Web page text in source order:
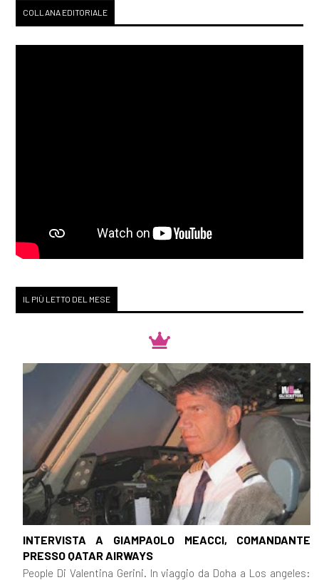
COLLANA EDITORIALE
IL PIÙ LETTO DEL MESE
INTERVISTA A GIAMPAOLO MEACCI, COMANDANTE
PRESSO QATAR AIRWAYS
People Di Valentina Gerini. In viaggio da Doha a Los angeles: